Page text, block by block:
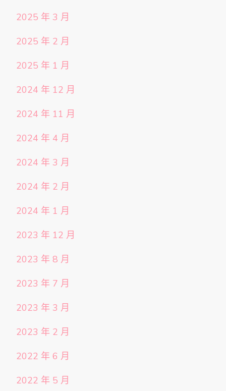
2025 年 3 月
2025 年 2 月
2025 年 1 月
2024 年 12 月
2024 年 11 月
2024 年 4 月
2024 年 3 月
2024 年 2 月
2024 年 1 月
2023 年 12 月
2023 年 8 月
2023 年 7 月
2023 年 3 月
2023 年 2 月
2022 年 6 月
2022 年 5 月